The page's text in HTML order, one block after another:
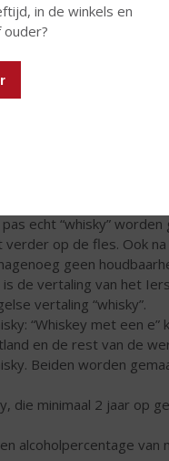
in de winkels en
ouder?
echt “whisky” worden
op de fles. Ook
geen
de vertaling van het
vertaling “whisky”.
“Whiskey met een e”
en de rest van de
Beiden worden
die minimaal 2 jaar op
alcoholpercentage